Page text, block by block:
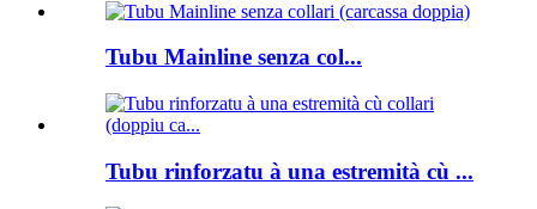
Tubu Mainline senza col...
Tubu rinforzatu à una estremità cù ...